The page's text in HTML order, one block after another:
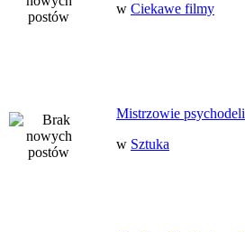
w Ciekawe filmy
Mistrzowie psychodeli
w Sztuka